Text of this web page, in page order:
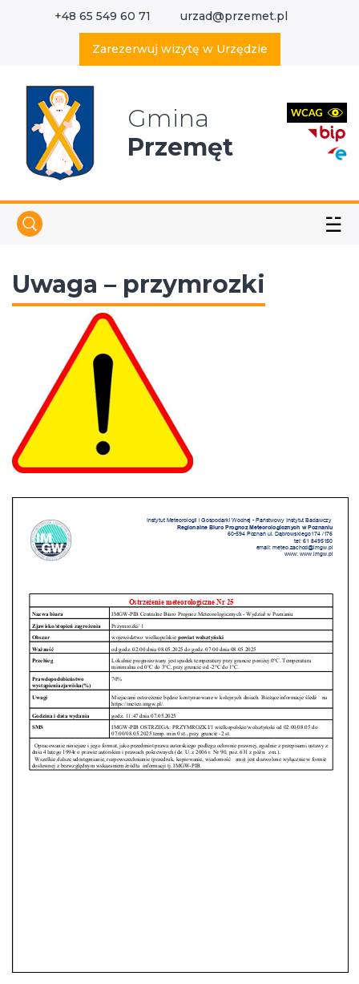
+48 65 549 60 71 urzad@przemet.pl
Zarezerwuj wizytę w Urzędzie
Gmina
Przemęt
☱
Uwaga – przymrozki
Wyszukaj w serwisie